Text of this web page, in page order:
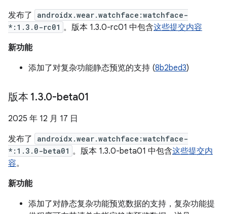
发布了
androidx.wear.watchface:watchface-
*:1.3.0-rc01 。版本 1.3.0-rc01 中包含这些提交内容
新功能
添加了对复杂功能静态预览的支持 (8b2bed3)
版本 1.3.0-beta01
2025 年 12 月 17 日
发布了
androidx.wear.watchface:watchface-
*:1.3.0-beta01 。版本 1.3.0-beta01 中包含这些提交内
容。
新功能
添加了对静态复杂功能预览数据的支持，复杂功能提